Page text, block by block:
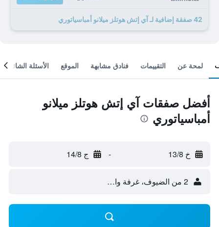
42 صفقة إضافية لـ آي إتش هوتلز ميلانو أمباسياتوري
لمحة عن التقييمات فنادق مشابهة الموقع الأسئلة الشائعة
أفضل صفقات آي إتش هوتلز ميلانو
أمباسياتوري
خ 13/8 - ج 14/8
2 من الضيوف، غرفة واحدة